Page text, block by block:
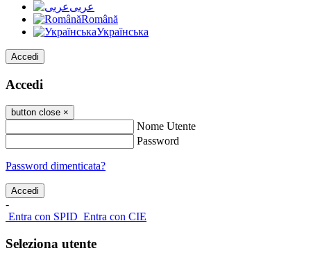
عربى
Română
Українська
Accedi
Accedi
button close ×
Nome Utente
Password
Password dimenticata?
-
Entra con SPID Entra con CIE
Seleziona utente